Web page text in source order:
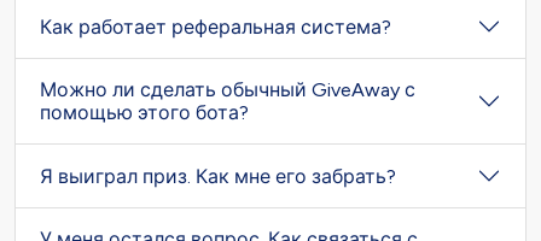
Как работает реферальная система?
Можно ли сделать обычный GiveAway с
помощью этого бота?
Я выиграл приз. Как мне его забрать?